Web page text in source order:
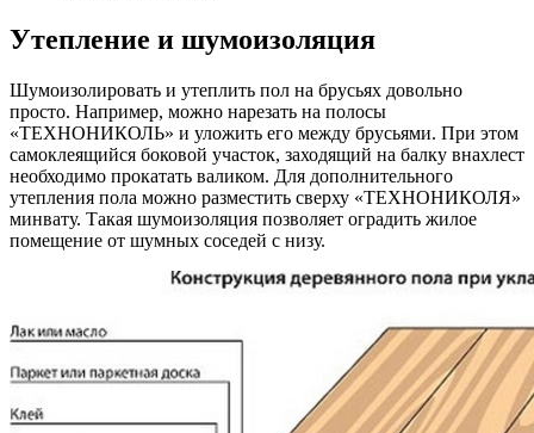
Утепление и шумоизоляция
Шумоизолировать и утеплить пол на брусьях довольно
просто. Например, можно нарезать на полосы
«ТЕХНОНИКОЛЬ» и уложить его между брусьями. При этом
самоклеящийся боковой участок, заходящий на балку внахлест
необходимо прокатать валиком. Для дополнительного
утепления пола можно разместить сверху «ТЕХНОНИКОЛЯ»
минвату. Такая шумоизоляция позволяет оградить жилое
помещение от шумных соседей с низу.